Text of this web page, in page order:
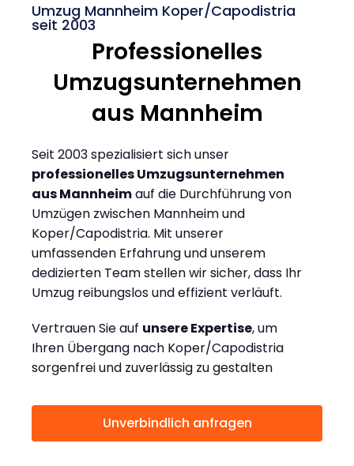
Umzug Mannheim Koper/Capodistria
seit 2003
Professionelles
Umzugsunternehmen
aus Mannheim
Seit 2003 spezialisiert sich unser
professionelles Umzugsunternehmen
aus Mannheimauf die Durchführung von
Umzügen zwischen Mannheim und
Koper/Capodistria. Mit unserer
umfassenden Erfahrung und unserem
dedizierten Team stellen wir sicher, dass Ihr
Umzug reibungslos und effizient verläuft.
Vertrauen Sie auf unsere Expertise, um
Ihren Übergang nach Koper/Capodistria
sorgenfrei und zuverlässig zu gestalten
Unverbindlich anfragen